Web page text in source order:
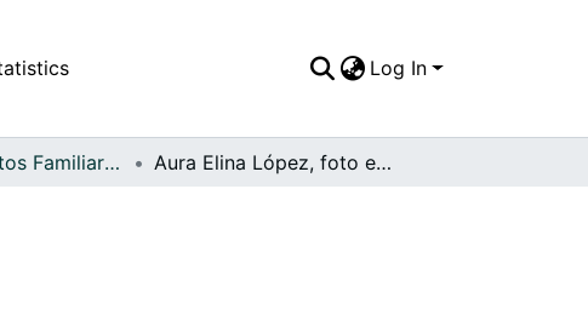
Log In
APFFVC - Fotos Familiares - Patrimonial Aura Elina López, foto estudio